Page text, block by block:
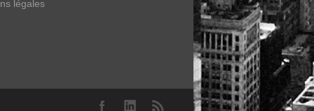
légales